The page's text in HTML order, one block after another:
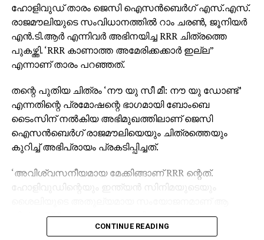
ഹോളിവുഡ് താരം ജെസി ഐസന്‍ബെര്‍ഗ് എസ്.എസ്.
രാജമൗലിയുടെ സംവിധാനത്തില്‍ റാം ചരണ്‍, ജൂനിയര്‍
എന്‍.ടി.ആര്‍ എന്നിവര്‍ അഭിനയിച്ച RRR ചിത്രത്തെ
പുകഴ്ത്തി. ‘RRR കാണാത്ത അമേരിക്കക്കാര്‍ ഇല്ല”
എന്നാണ് താരം പറഞ്ഞത്.
തന്റെ പുതിയ ചിത്രം ‘നൗ യു സീ മീ: നൗ യു ഡോണ്ട്’
എന്നതിന്റെ പ്രമോഷന്റെ ഭാഗമായി ബോംബെ
ടൈംസിന് നല്‍കിയ അഭിമുഖത്തിലാണ് ജെസി
ഐസന്‍ബെര്‍ഗ് രാജമൗലിയെയും ചിത്രത്തെയും
കുറിച്ച് അഭിപ്രായം പ്രകടിപ്പിച്ചത്.
‘അവിശ്വസനീയമായ മേക്കിങ്ങാണ് RRR ന്റെത്.
ഹോളിവുഡിന്റെയും ഇന്ത്യന്‍ സിനിമയുടെയും
ചിത്രം. RRR കാണാത്ത അമേരിക്കക്കാര്‍ ഇല്ലെന്നതാണ്
എന്റെ വിശ്വാസം,” – ജെസി ഐസന്‍ബെര്‍ഗ് പറഞ്ഞു.
CONTINUE READING